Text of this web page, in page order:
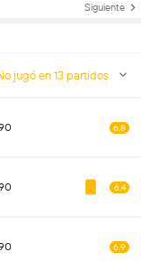
Siguiente
jugó en 13 partidos
6.8
6.4
6.9